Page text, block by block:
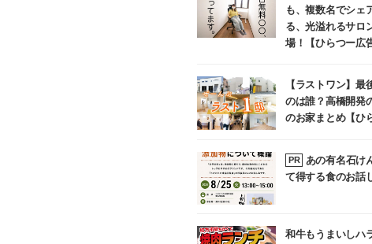
も、複数名でシェ
る、光溢れるサロ
場！【ひらつー広告
【ラストワン】最
のは誰？高橋開発
のお家まとめ【ひ
PR
あの有名石け
て得する食のお話
和牛もうまいしハ